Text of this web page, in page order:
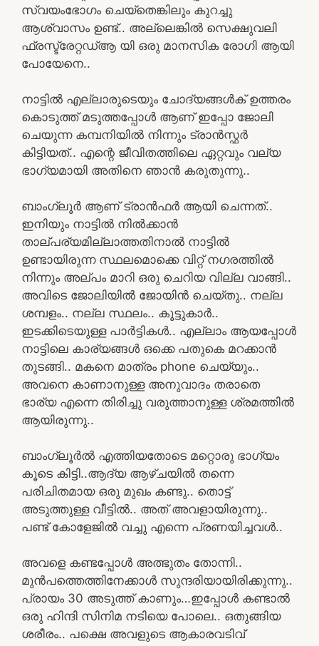
സ്വയംഭോഗം ചെയ്തെങ്കിലും കുറച്ചു
ആശ്വാസം ഉണ്ട്.. അല്ലെങ്കിൽ സെക്ഷുവലി
ഫ്രസ്ട്രേറ്റഡ്ആ യി ഒരു മാനസിക രോഗി ആയി
പോയേനെ..
നാട്ടിൽ എല്ലാരുടെയും ചോദ്യങ്ങൾക് ഉത്തരം
കൊടുത്ത് മടുത്തപ്പോൾ ആണ് ഇപ്പോ ജോലി
ചെയുന്ന കമ്പനിയിൽ നിന്നും ട്രാൻസ്ഫർ
കിട്ടിയത്.. എന്റെ ജീവിതത്തിലെ ഏറ്റവും വല്യ
ഭാഗ്യമായി അതിനെ ഞാൻ കരുതുന്നു..
ബാംഗ്ലൂർ ആണ് ട്രാൻഫർ ആയി ചെന്നത്..
ഇനിയും നാട്ടിൽ നിൽക്കാൻ
താല്പര്യമില്ലാത്തതിനാൽ നാട്ടിൽ
ഉണ്ടായിരുന്ന സ്ഥലമൊക്കെ വിറ്റ് നഗരത്തിൽ
നിന്നും അല്പം മാറി ഒരു ചെറിയ വില്ല വാങ്ങി..
അവിടെ ജോലിയിൽ ജോയിൻ ചെയ്തു.. നല്ല
ശമ്പളം.. നല്ല സ്ഥലം.. കൂട്ടുകാർ..
ഇടക്കിടെയുള്ള പാർട്ടികൾ.. എല്ലാം ആയപ്പോൾ
നാട്ടിലെ കാര്യങ്ങൾ ഒക്കെ പതുകെ മറക്കാൻ
തുടങ്ങി.. മകനെ മാത്രം phone ചെയ്യും..
അവനെ കാണാനുള്ള അനുവാദം തരാതെ
ഭാര്യ എന്നെ തിരിച്ചു വരുത്താനുള്ള ശ്രമത്തിൽ
ആയിരുന്നു..
ബാംഗ്ലൂർൽ എത്തിയതോടെ മറ്റൊരു ഭാഗ്യം
കൂടെ കിട്ടി..ആദ്യ ആഴ്ചയിൽ തന്നെ
പരിചിതമായ ഒരു മുഖം കണ്ടു.. തൊട്ട്
അടുത്തുള്ള വീട്ടിൽ.. അത് അവളായിരുന്നു..
പണ്ട് കോളേജിൽ വച്ചു എന്നെ പ്രണയിച്ചവൾ..
അവളെ കണ്ടപ്പോൾ അത്ഭുതം തോന്നി..
മുൻപത്തെത്തിനേക്കാൾ സുന്ദരിയായിരിക്കുന്നു..
പ്രായം 30 അടുത്ത് കാണും…ഇപ്പോൾ കണ്ടാൽ
ഒരു ഹിന്ദി സിനിമ നടിയെ പോലെ.. ഒതുങ്ങിയ
ശരീരം.. പക്ഷെ അവളുടെ ആകാരവടിവ്